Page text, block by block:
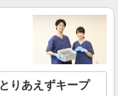
上質な支援、納得の
日払い有/週払い有/交
)＞
とりあえずキープ